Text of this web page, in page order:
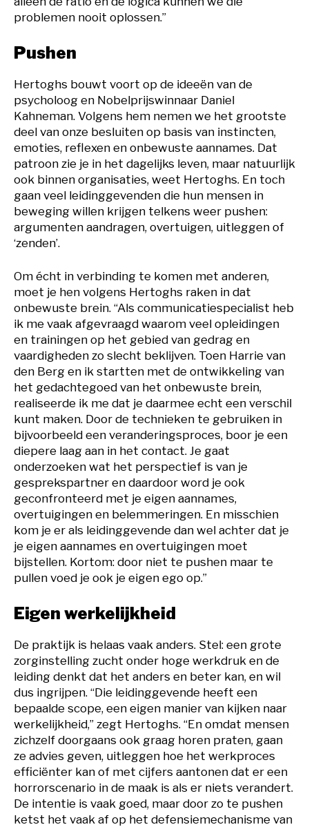
problemen nooit oplossen.”
Pushen
Hertoghs bouwt voort op de ideeën van de
psycholoog en Nobelprijswinnaar Daniel
Kahneman. Volgens hem nemen we het grootste
deel van onze besluiten op basis van instincten,
emoties, reflexen en onbewuste aannames. Dat
patroon zie je in het dagelijks leven, maar natuurlijk
ook binnen organisaties, weet Hertoghs. En toch
gaan veel leidinggevenden die hun mensen in
beweging willen krijgen telkens weer pushen:
argumenten aandragen, overtuigen, uitleggen of
‘zenden’.
Om écht in verbinding te komen met anderen,
moet je hen volgens Hertoghs raken in dat
onbewuste brein. “Als communicatiespecialist heb
ik me vaak afgevraagd waarom veel opleidingen
en trainingen op het gebied van gedrag en
vaardigheden zo slecht beklijven. Toen Harrie van
den Berg en ik startten met de ontwikkeling van
het gedachtegoed van het onbewuste brein,
realiseerde ik me dat je daarmee echt een verschil
kunt maken. Door de technieken te gebruiken in
bijvoorbeeld een veranderingsproces, boor je een
diepere laag aan in het contact. Je gaat
onderzoeken wat het perspectief is van je
gesprekspartner en daardoor word je ook
geconfronteerd met je eigen aannames,
overtuigingen en belemmeringen. En misschien
kom je er als leidinggevende dan wel achter dat je
je eigen aannames en overtuigingen moet
bijstellen. Kortom: door niet te pushen maar te
pullen voed je ook je eigen ego op.”
Eigen werkelijkheid
De praktijk is helaas vaak anders. Stel: een grote
zorginstelling zucht onder hoge werkdruk en de
leiding denkt dat het anders en beter kan, en wil
dus ingrijpen. “Die leidinggevende heeft een
bepaalde scope, een eigen manier van kijken naar
werkelijkheid,” zegt Hertoghs. “En omdat mensen
zichzelf doorgaans ook graag horen praten, gaan
ze advies geven, uitleggen hoe het werkproces
efficiënter kan of met cijfers aantonen dat er een
horrorscenario in de maak is als er niets verandert.
De intentie is vaak goed, maar door zo te pushen
ketst het vaak af op het defensiemechanisme van